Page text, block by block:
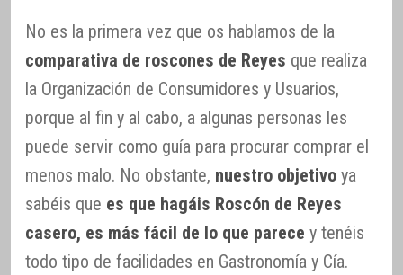
No es la primera vez que os hablamos de la
comparativa de roscones de Reyes que realiza
la Organización de Consumidores y Usuarios,
porque al fin y al cabo, a algunas personas les
puede servir como guía para procurar comprar el
menos malo. No obstante, nuestro objetivo ya
sabéis que es que hagáis Roscón de Reyes
casero, es más fácil de lo que parece y tenéis
todo tipo de facilidades en Gastronomía y Cía.